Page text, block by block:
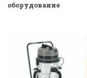
оборудование